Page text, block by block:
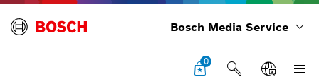
Bosch Media Service
0